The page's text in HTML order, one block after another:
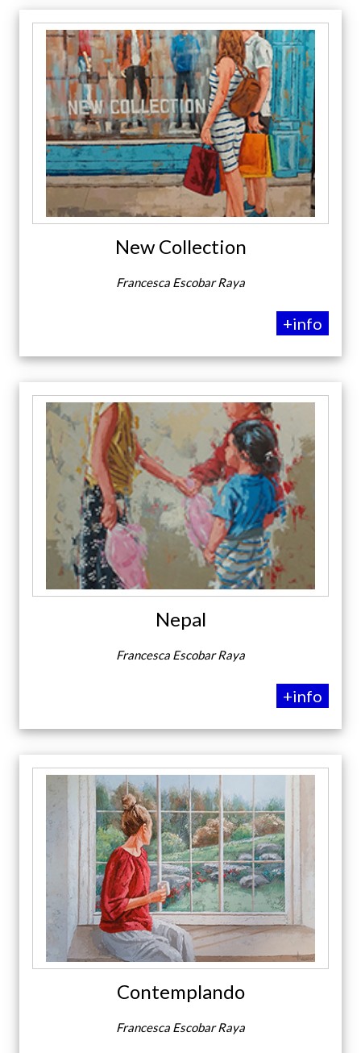
New Collection
Francesca Escobar Raya
+info
Nepal
Francesca Escobar Raya
+info
Contemplando
Francesca Escobar Raya